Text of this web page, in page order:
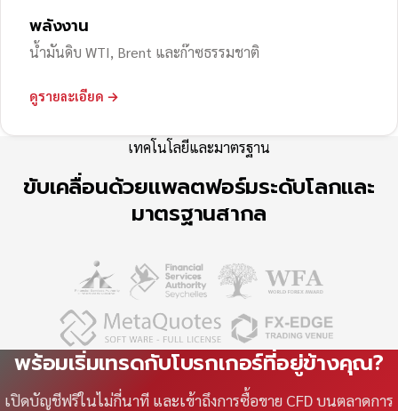
พลังงาน
น้ำมันดิบ WTI, Brent และก๊าซธรรมชาติ
ดูรายละเอียด →
เทคโนโลยีและมาตรฐาน
ขับเคลื่อนด้วยแพลตฟอร์มระดับโลกและ
มาตรฐานสากล
พร้อมเริ่มเทรดกับโบรกเกอร์ที่อยู่ข้างคุณ?
เปิดบัญชีฟรีในไม่กี่นาที และเข้าถึงการซื้อขาย CFD บนตลาดการ